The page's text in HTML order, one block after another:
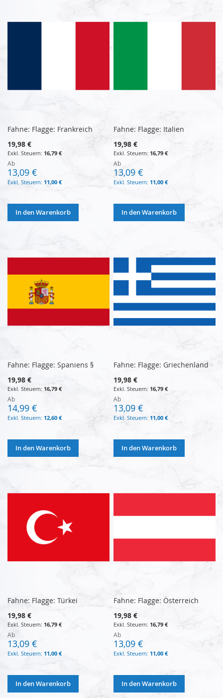
Fahne: Flagge: Frankreich
19,98 €
16,79 €
Ab
13,09 €
11,00 €
In den Warenkorb
Fahne: Flagge: Italien
19,98 €
16,79 €
Ab
13,09 €
11,00 €
In den Warenkorb
Fahne: Flagge: Spaniens §
19,98 €
16,79 €
Ab
14,99 €
12,60 €
In den Warenkorb
Fahne: Flagge: Griechenland
19,98 €
16,79 €
Ab
13,09 €
11,00 €
In den Warenkorb
Fahne: Flagge: Türkei
19,98 €
16,79 €
Ab
13,09 €
11,00 €
In den Warenkorb
Fahne: Flagge: Österreich
19,98 €
16,79 €
Ab
13,09 €
11,00 €
In den Warenkorb